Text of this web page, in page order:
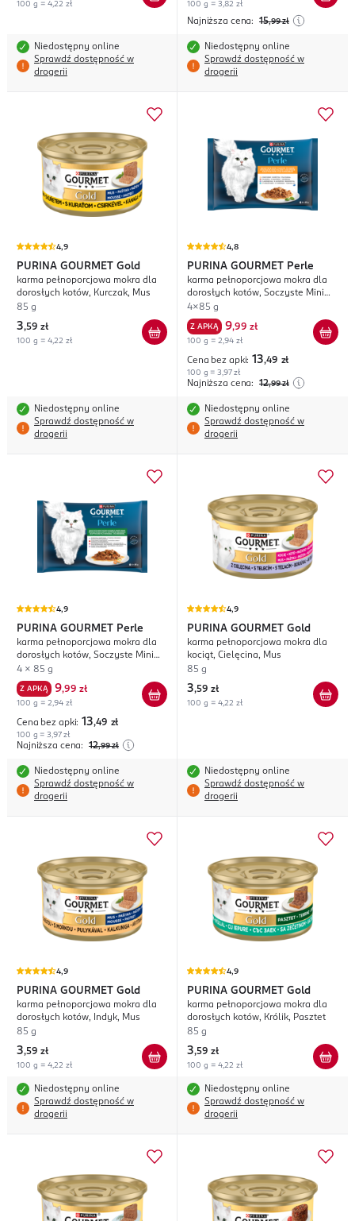
100 g = 4,22 zł
Niedostępny online
Sprawdź dostępność w
drogerii
100 g = 3,82 zł
Najniższa cena: 15,99 zł
Niedostępny online
Sprawdź dostępność w
drogerii
4,9
PURINA GOURMET Gold
karma pełnoporcjowa mokra dla
dorosłych kotów, Kurczak, Mus
85 g
3,59 zł
100 g = 4,22 zł
Niedostępny online
Sprawdź dostępność w
drogerii
4,8
PURINA GOURMET Perle
karma pełnoporcjowa mokra dla
dorosłych kotów, Soczyste Mini
Fileciki, w Sosie
4x85 g
Z APKĄ 9,99 zł
100 g = 2,94 zł
Cena bez apki: 13,49 zł
100 g = 3,97 zł
Najniższa cena: 12,99 zł
Niedostępny online
Sprawdź dostępność w
drogerii
4,9
PURINA GOURMET Perle
karma pełnoporcjowa mokra dla
dorosłych kotów, Soczyste Mini
Fileciki z Warzywami, w Sosie
4 x 85 g
Z APKĄ 9,99 zł
100 g = 2,94 zł
Cena bez apki: 13,49 zł
100 g = 3,97 zł
Najniższa cena: 12,99 zł
Niedostępny online
Sprawdź dostępność w
drogerii
4,9
PURINA GOURMET Gold
karma pełnoporcjowa mokra dla
kociąt, Cielęcina, Mus
85 g
3,59 zł
100 g = 4,22 zł
Niedostępny online
Sprawdź dostępność w
drogerii
4,9
PURINA GOURMET Gold
karma pełnoporcjowa mokra dla
dorosłych kotów, Indyk, Mus
85 g
3,59 zł
100 g = 4,22 zł
Niedostępny online
Sprawdź dostępność w
drogerii
4,9
PURINA GOURMET Gold
karma pełnoporcjowa mokra dla
dorosłych kotów, Królik, Pasztet
85 g
3,59 zł
100 g = 4,22 zł
Niedostępny online
Sprawdź dostępność w
drogerii